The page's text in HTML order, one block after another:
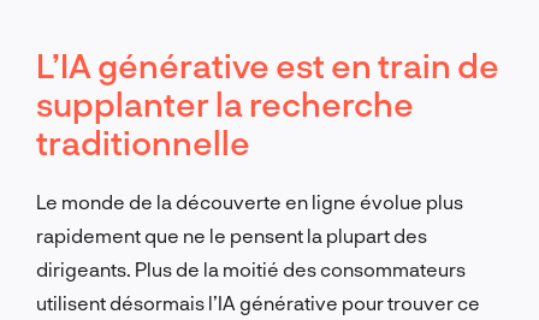
L’IA générative est en train de
supplanter la recherche
traditionnelle
Le monde de la découverte en ligne évolue plus
rapidement que ne le pensent la plupart des
dirigeants. Plus de la moitié des consommateurs
utilisent désormais l’IA générative pour trouver ce